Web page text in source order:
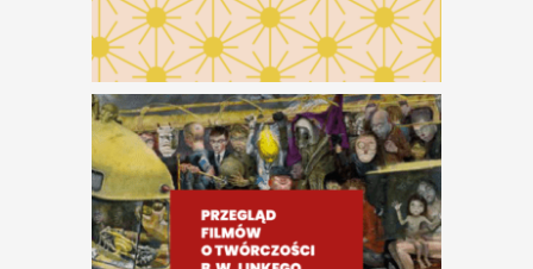
Oprowadzania z
przewodnikiem po
wystawach